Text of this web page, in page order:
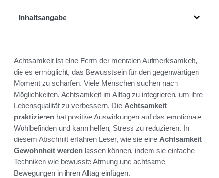
Inhaltsangabe
Achtsamkeit ist eine Form der mentalen Aufmerksamkeit,
die es ermöglicht, das Bewusstsein für den gegenwärtigen
Moment zu schärfen. Viele Menschen suchen nach
Möglichkeiten, Achtsamkeit im Alltag zu integrieren, um ihre
Lebensqualität zu verbessern. Die Achtsamkeit
praktizieren hat positive Auswirkungen auf das emotionale
Wohlbefinden und kann helfen, Stress zu reduzieren. In
diesem Abschnitt erfahren Leser, wie sie eine Achtsamkeit
Gewohnheit werden lassen können, indem sie einfache
Techniken wie bewusste Atmung und achtsame
Bewegungen in ihren Alltag einfügen.